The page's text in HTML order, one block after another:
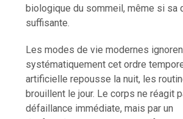
biologique du sommeil, même si sa
suffisante.
Les modes de vie modernes
systématiquement cet ordre
artificielle repousse la nuit, les
brouillent le jour. Le corps ne réagit
défaillance immédiate, mais par un